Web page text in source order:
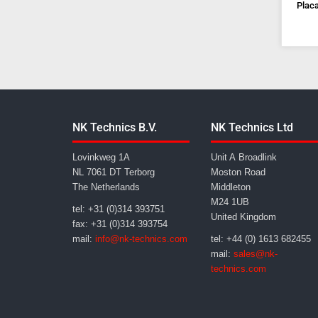
NK Technics B.V.
Lovinkweg 1A
NL 7061 DT Terborg
The Netherlands
tel: +31 (0)314 393751
fax: +31 (0)314 393754
mail: info@nk-technics.com
NK Technics Ltd
Unit A Broadlink
Moston Road
Middleton
M24 1UB
United Kingdom
tel: +44 (0) 1613 682455
mail: sales@nk-
technics.com